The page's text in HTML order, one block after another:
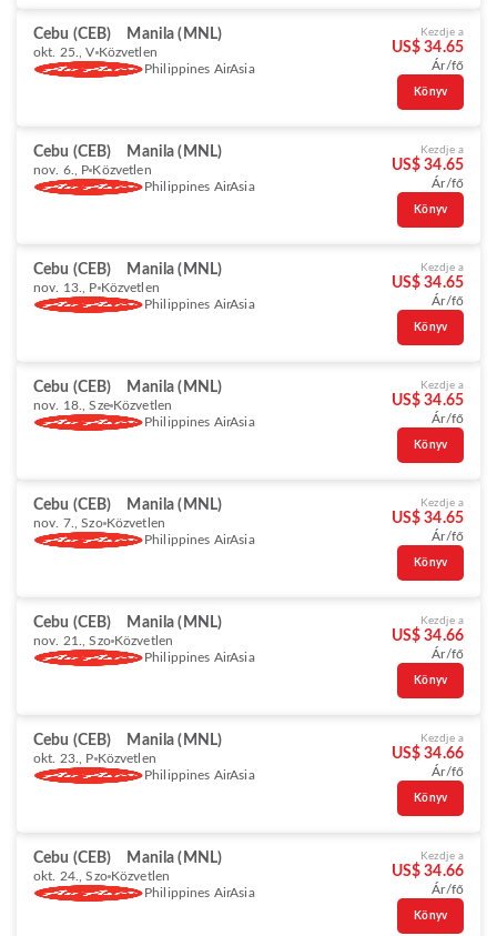
Cebu (CEB) Manila (MNL)
okt. 25., V Közvetlen
Philippines AirAsia
Kezdje a
US$ 34.65
Ár/fő
Könyv
Cebu (CEB) Manila (MNL)
nov. 6., P Közvetlen
Philippines AirAsia
Kezdje a
US$ 34.65
Ár/fő
Könyv
Cebu (CEB) Manila (MNL)
nov. 13., P Közvetlen
Philippines AirAsia
Kezdje a
US$ 34.65
Ár/fő
Könyv
Cebu (CEB) Manila (MNL)
nov. 18., Sze Közvetlen
Philippines AirAsia
Kezdje a
US$ 34.65
Ár/fő
Könyv
Cebu (CEB) Manila (MNL)
nov. 7., Szo Közvetlen
Philippines AirAsia
Kezdje a
US$ 34.65
Ár/fő
Könyv
Cebu (CEB) Manila (MNL)
nov. 21., Szo Közvetlen
Philippines AirAsia
Kezdje a
US$ 34.66
Ár/fő
Könyv
Cebu (CEB) Manila (MNL)
okt. 23., P Közvetlen
Philippines AirAsia
Kezdje a
US$ 34.66
Ár/fő
Könyv
Cebu (CEB) Manila (MNL)
okt. 24., Szo Közvetlen
Philippines AirAsia
Kezdje a
US$ 34.66
Ár/fő
Könyv